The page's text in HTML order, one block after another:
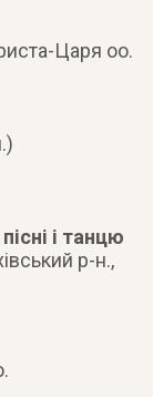
Царя оо.
і танцю
р-н.,